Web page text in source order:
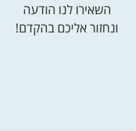
השאירו לנו הודעה
ונחזור אליכם בהקדם!